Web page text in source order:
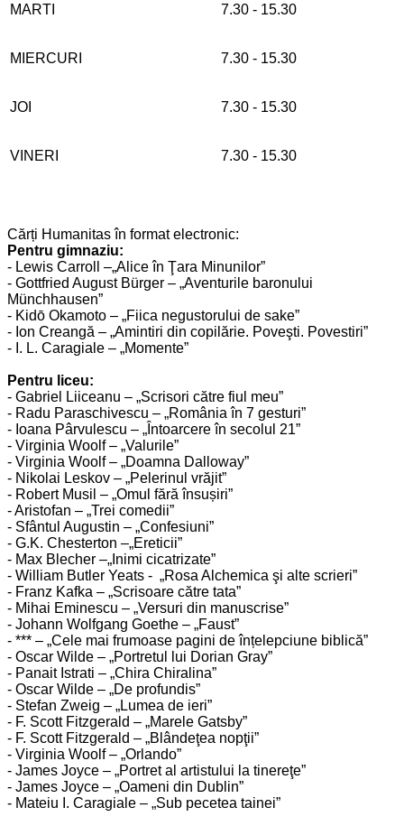
MARTI 7.30 - 15.30
MIERCURI 7.30 - 15.30
JOI 7.30 - 15.30
VINERI 7.30 - 15.30
Cărți Humanitas în format electronic:
Pentru gimnaziu:
- Lewis Carroll –„Alice în Ţara Minunilor”
- Gottfried August Bürger – „Aventurile baronului
Münchhausen”
- Kidō Okamoto – „Fiica negustorului de sake”
- Ion Creangă – „Amintiri din copilărie. Poveşti. Povestiri”
- I. L. Caragiale – „Momente”
Pentru liceu:
- Gabriel Liiceanu – „Scrisori către fiul meu”
- Radu Paraschivescu – „România în 7 gesturi”
- Ioana Pârvulescu – „Întoarcere în secolul 21”
- Virginia Woolf – „Valurile”
- Virginia Woolf – „Doamna Dalloway”
- Nikolai Leskov – „Pelerinul vrăjit”
- Robert Musil – „Omul fără însușiri”
- Aristofan – „Trei comedii”
- Sfântul Augustin – „Confesiuni”
- G.K. Chesterton –„Ereticii”
- Max Blecher –„Inimi cicatrizate”
- William Butler Yeats - „Rosa Alchemica şi alte scrieri”
- Franz Kafka – „Scrisoare către tata”
- Mihai Eminescu – „Versuri din manuscrise”
- Johann Wolfgang Goethe – „Faust”
- *** – „Cele mai frumoase pagini de înțelepciune biblică”
- Oscar Wilde – „Portretul lui Dorian Gray”
- Panait Istrati – „Chira Chiralina”
- Oscar Wilde – „De profundis”
- Stefan Zweig – „Lumea de ieri”
- F. Scott Fitzgerald – „Marele Gatsby”
- F. Scott Fitzgerald – „Blândeţea nopţii”
- Virginia Woolf – „Orlando”
- James Joyce – „Portret al artistului la tinereţe”
- James Joyce – „Oameni din Dublin”
- Mateiu I. Caragiale – „Sub pecetea tainei”